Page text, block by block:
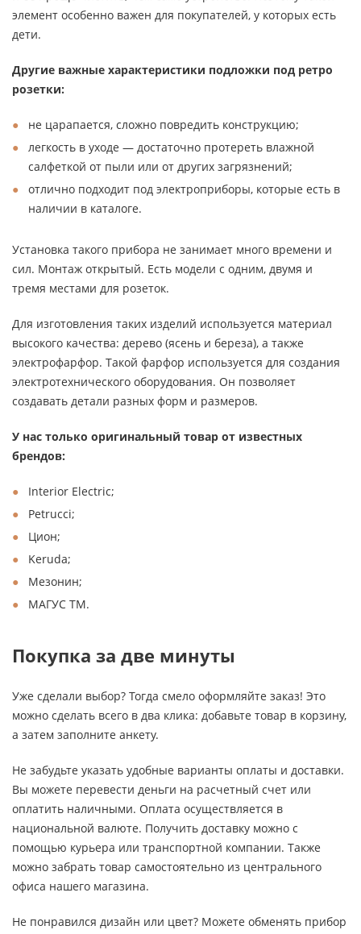
элемент особенно важен для покупателей, у которых есть
дети.
Другие важные характеристики подложки под ретро
розетки:
не царапается, сложно повредить конструкцию;
легкость в уходе — достаточно протереть влажной
салфеткой от пыли или от других загрязнений;
отлично подходит под электроприборы, которые есть в
наличии в каталоге.
Установка такого прибора не занимает много времени и
сил. Монтаж открытый. Есть модели с одним, двумя и
тремя местами для розеток.
Для изготовления таких изделий используется материал
высокого качества: дерево (ясень и береза), а также
электрофарфор. Такой фарфор используется для создания
электротехнического оборудования. Он позволяет
создавать детали разных форм и размеров.
У нас только оригинальный товар от известных
брендов:
Interior Electric;
Petrucci;
Цион;
Keruda;
Мезонин;
МАГУС ТМ.
Покупка за две минуты
Уже сделали выбор? Тогда смело оформляйте заказ! Это
можно сделать всего в два клика: добавьте товар в корзину,
а затем заполните анкету.
Не забудьте указать удобные варианты оплаты и доставки.
Вы можете перевести деньги на расчетный счет или
оплатить наличными. Оплата осуществляется в
национальной валюте. Получить доставку можно с
помощью курьера или транспортной компании. Также
можно забрать товар самостоятельно из центрального
офиса нашего магазина.
Не понравился дизайн или цвет? Можете обменять прибор